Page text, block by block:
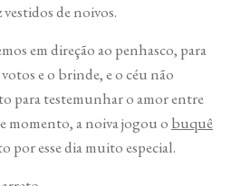
de noivos.
em direção ao penhasco, para
e o brinde, e o céu não
para testemunhar o amor entre
momento, a noiva jogou o buquê
por esse dia muito especial.